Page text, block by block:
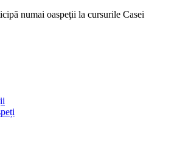
numai oaspeţii la cursurile Casei